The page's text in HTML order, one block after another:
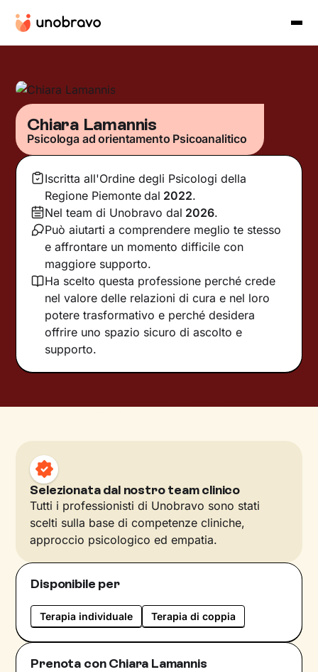
Chiara Lamannis
Psicologa ad orientamento Psicoanalitico
Iscritta all'Ordine degli Psicologi della
Regione Piemonte dal 2022.
Nel team di Unobravo dal 2026.
Può aiutarti a comprendere meglio te stesso
e affrontare un momento difficile con
maggiore supporto.
Ha scelto questa professione perché crede
nel valore delle relazioni di cura e nel loro
potere trasformativo e perché desidera
offrire uno spazio sicuro di ascolto e
supporto.
Selezionata dal nostro team clinico
Tutti i professionisti di Unobravo sono stati
scelti sulla base di competenze cliniche,
approccio psicologico ed empatia.
Disponibile per
Terapia individuale Terapia di coppia
Prenota con Chiara Lamannis